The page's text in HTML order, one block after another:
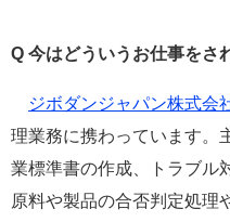
Q 今はどういうお仕事をさ
ジボダンジャパン株式会
理業務に携わっています。
業標準書の作成、トラブル
原料や製品の合否判定処理